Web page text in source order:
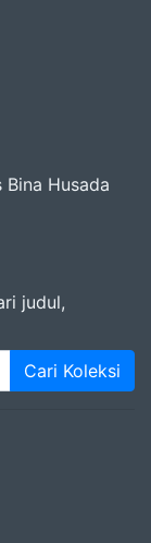
Husada
judul,
Cari Koleksi